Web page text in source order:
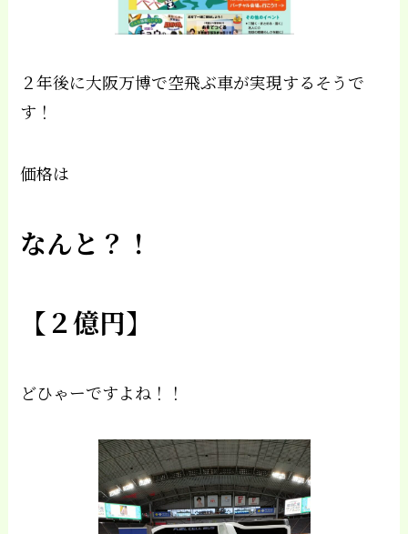
２年後に大阪万博で空飛ぶ車が実現するそうで
す！
価格は
なんと？！
【２億円】
どひゃーですよね！！